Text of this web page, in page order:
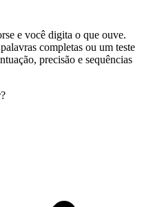
e você digita o que ouve.
completas ou um teste
precisão e sequências